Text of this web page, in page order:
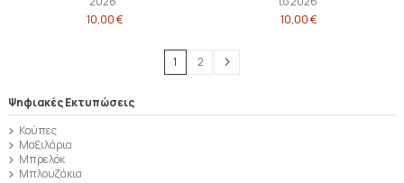
10,00 €
10,00 €
1 2
Ψηφιακές Εκτυπώσεις
Κούπες
Μαξιλάρια
Μπρελόκ
Μπλουζάκια